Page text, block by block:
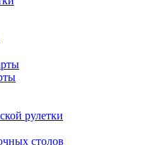
рулетки
столов